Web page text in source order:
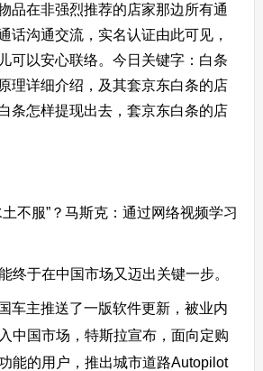
品在非强烈推荐的店家那边所有通
话沟通交流，实名认证由此可见，
可以安心联络。今日关键字： 白条
理详细介绍，及其套京东白条的店
条怎样提现出去，套京东白条的店
不服”？马斯克：通过网络视频学习
终于在中国市场又迈出关键一步。
车主推送了一版软件更新，被业内
中国市场，特斯拉宣布，面向定购
能的用户，推出城市道路Autopilot